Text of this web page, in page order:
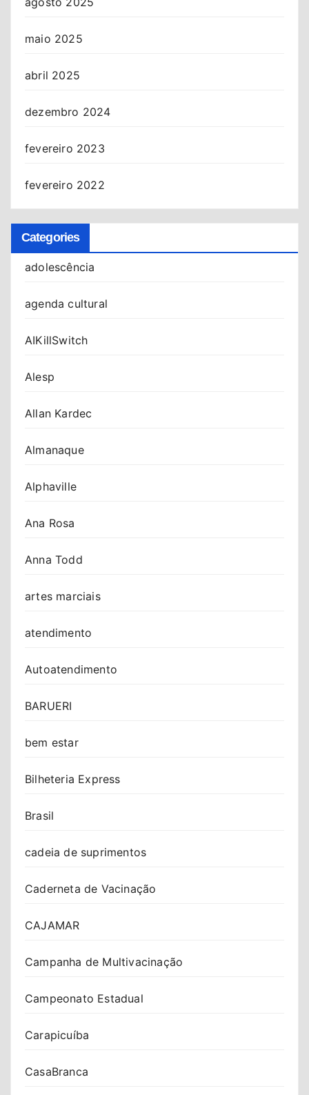
maio 2025
abril 2025
dezembro 2024
fevereiro 2023
fevereiro 2022
Categories
adolescência
agenda cultural
AIKillSwitch
Alesp
Allan Kardec
Almanaque
Alphaville
Ana Rosa
Anna Todd
artes marciais
atendimento
Autoatendimento
BARUERI
bem estar
Bilheteria Express
Brasil
cadeia de suprimentos
Caderneta de Vacinação
CAJAMAR
Campanha de Multivacinação
Campeonato Estadual
Carapicuíba
CasaBranca